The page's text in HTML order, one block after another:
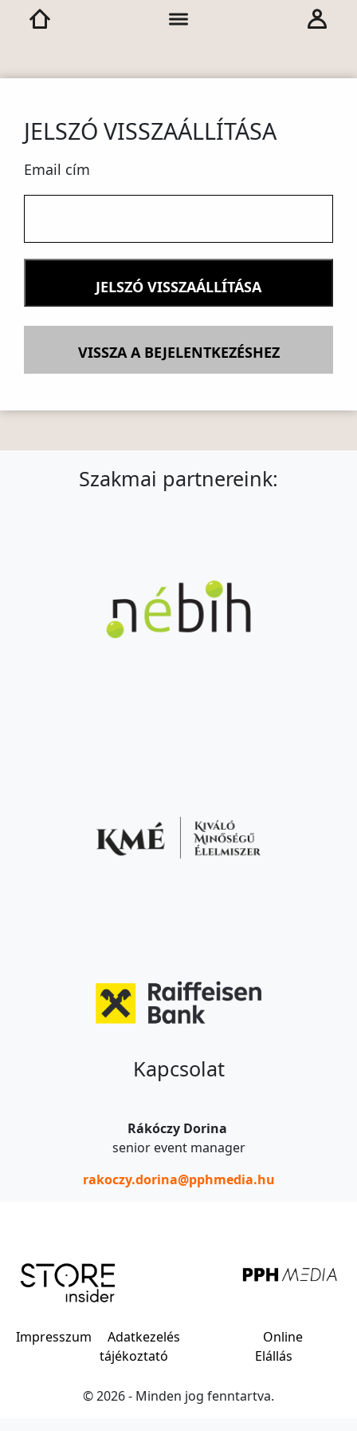
JELSZÓ VISSZAÁLLÍTÁSA
Email cím
JELSZÓ VISSZAÁLLÍTÁSA
VISSZA A BEJELENTKEZÉSHEZ
Szakmai partnereink:
Kapcsolat
Rákóczy Dorina
senior event manager
rakoczy.dorina@pphmedia.hu
Impresszum
Adatkezelés
tájékoztató
Online
Elállás
© 2026 - Minden jog fenntartva.